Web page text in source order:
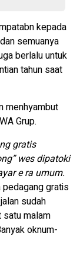
kepada
semuanya
berlalu untuk
tahun saat
menhyambut
Grup.
gratis
wes dipatoki
e ra umum.
gratis
sudah
satu malam
oknum-